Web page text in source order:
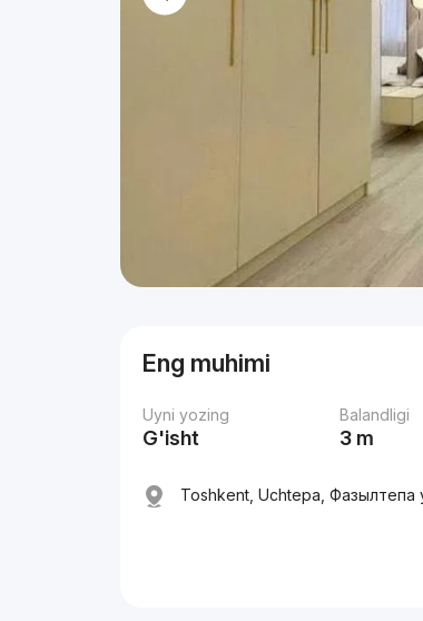
Eng muhimi
Uyni yozing
G'isht
Balandligi
3 m
Toshkent, Uchtepa, Фазылтепа